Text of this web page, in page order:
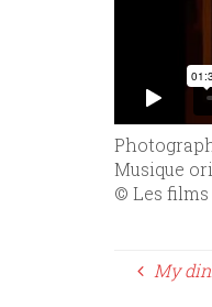
Musique
© Les
My